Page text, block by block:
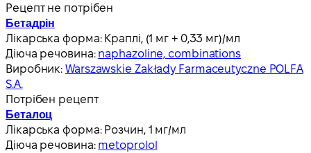
Рецепт не потрібен
Бетадрін
Лікарська форма: Краплі, (1 мг + 0,33 мг)/мл
Діюча речовина: naphazoline, combinations
Виробник:Warszawskie Zakłady Farmaceutyczne POLFA
S.A.
Потрібен рецепт
Беталоц
Лікарська форма: Розчин, 1 мг/мл
Діюча речовина: metoprolol